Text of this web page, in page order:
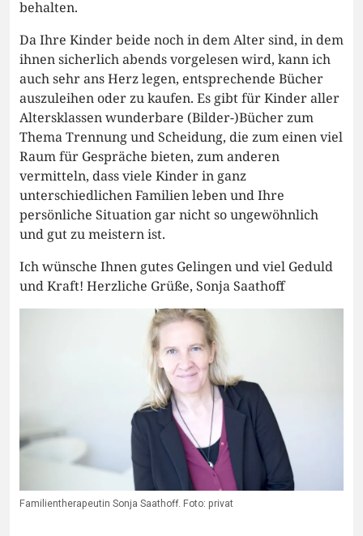
behalten.
Da Ihre Kinder beide noch in dem Alter sind, in dem
ihnen sicherlich abends vorgelesen wird, kann ich
auch sehr ans Herz legen, entsprechende Bücher
auszuleihen oder zu kaufen. Es gibt für Kinder aller
Altersklassen wunderbare (Bilder-)Bücher zum
Thema Trennung und Scheidung, die zum einen viel
Raum für Gespräche bieten, zum anderen
vermitteln, dass viele Kinder in ganz
unterschiedlichen Familien leben und Ihre
persönliche Situation gar nicht so ungewöhnlich
und gut zu meistern ist.
Ich wünsche Ihnen gutes Gelingen und viel Geduld
und Kraft! Herzliche Grüße, Sonja Saathoff
Familientherapeutin Sonja Saathoff. Foto: privat